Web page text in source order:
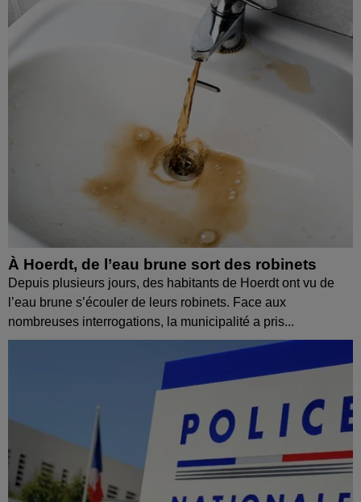
À Hoerdt, de l’eau brune sort des robinets
Depuis plusieurs jours, des habitants de Hoerdt ont vu de
l’eau brune s’écouler de leurs robinets. Face aux
nombreuses interrogations, la municipalité a pris...